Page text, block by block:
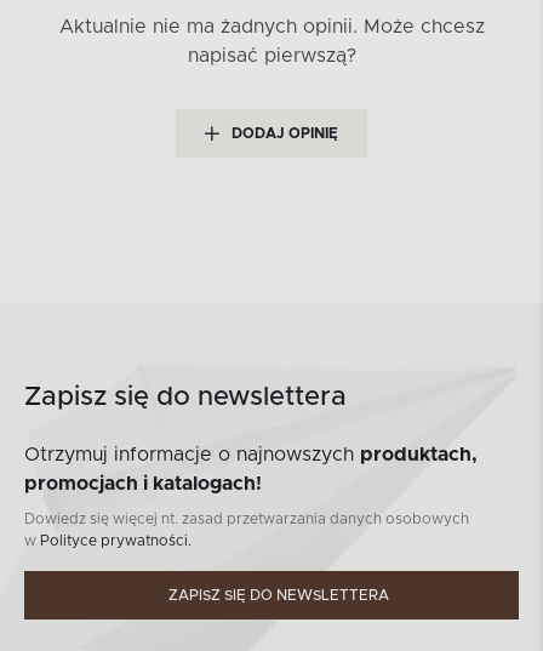
Aktualnie nie ma żadnych opinii. Może chcesz
napisać pierwszą?
DODAJ OPINIĘ
Zapisz się do newslettera
Otrzymuj informacje o najnowszych produktach,
promocjach i katalogach!
Dowiedz się więcej nt. zasad przetwarzania danych osobowych
w Polityce prywatności.
ZAPISZ SIĘ DO NEWSLETTERA